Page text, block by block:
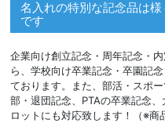
名入れの特別な記念品は
です
企業向け創立記念・周年記念・
ら、学校向け卒業記念・卒園記
ております。また、部活・スポ
部・退団記念、PTAの卒業記念
ロットにも対応致します！（※商